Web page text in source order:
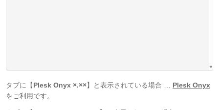
タブに【Plesk Onyx ×.××】 と表示されている場合 … Plesk Onyx
をご利用です。